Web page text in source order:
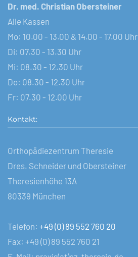
Dr. med. Christian Obersteiner
Alle Kassen
Mo: 10.00 - 13.00 & 14.00 - 17.00 Uhr
Di: 07.30 - 13.30 Uhr
Mi: 08.30 - 12.30 Uhr
Do: 08.30 - 12.30 Uhr
Fr: 07.30 - 12.00 Uhr
Kontakt:
Orthopädiezentrum Theresie
Dres. Schneider und Obersteiner
Theresienhöhe 13A
80339 München
Telefon: +49 (0) 89 552 760 20
Fax: +49 (0) 89 552 760 21